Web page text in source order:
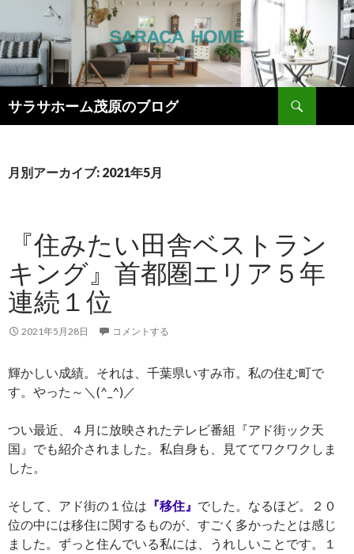
サラサホーム茂原のブログ
索
ン
プ
月別アーカイブ: 2021年5月
『住みたい田舎ベストラン
キング』首都圏エリア５年
連続１位
2021年5月28日 コメントする
輝かしい成績。それは、千葉県いすみ市。私の住む町で
す。やった～＼(^_^)／
つい最近、４月に放映されたテレビ番組『アド街ック天
国』でも紹介されました。私自身も、見ててワクワクしま
した。
そして、アド街の１位は 『移住』 でした。なるほど。２０
位の中には移住に関するものが、すごく多かったとは感じ
ました。ずっと住んでいる私には、うれしいことです。１